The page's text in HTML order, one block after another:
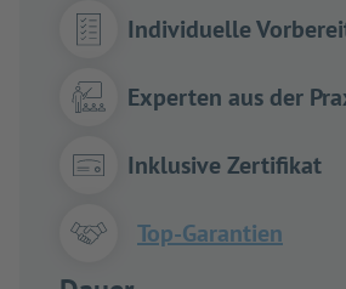
Individuelle
Experten aus der
Inklusive Zertifikat
Top-Garantien